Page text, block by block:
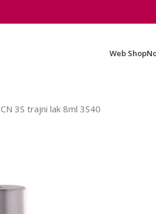
Web Shop
CN 3S trajni lak 8ml 3S40